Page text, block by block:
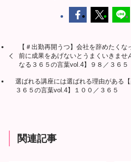
【＃出勤再開うつ】会社を辞めたく
前に成果をあげないとうまくいきませ
なる３６５の言葉vol.4】９８／３６５
選ばれる講座には選ばれる理由がある
３６５の言葉vol.4】１００／３６５
関連記事